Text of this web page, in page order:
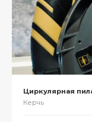
Циркулярная
Керчь